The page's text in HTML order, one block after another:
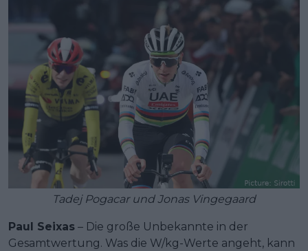
Tadej Pogacar und Jonas Vingegaard
Paul Seixas – Die große Unbekannte in der
Gesamtwertung. Was die W/kg-Werte angeht, kann